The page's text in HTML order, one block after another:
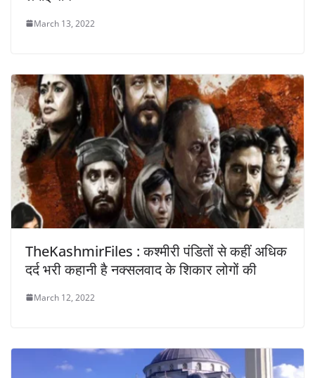
March 13, 2022
TheKashmirFiles : कश्मीरी पंडितों से कहीं अधिक
दर्द भरी कहानी है नक्सलवाद के शिकार लोगों की
March 12, 2022